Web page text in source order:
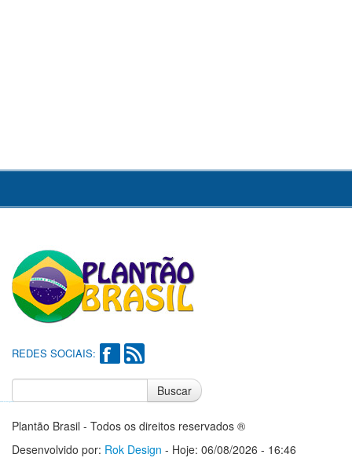
REDES SOCIAIS:
Buscar
Plantão Brasil - Todos os direitos reservados ®
Desenvolvido por: Rok Design - Hoje: 06/08/2026 - 16:46